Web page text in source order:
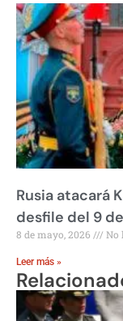
Rusia atacará
desfile del 9
8 de mayo, 2026 No
Leer más »